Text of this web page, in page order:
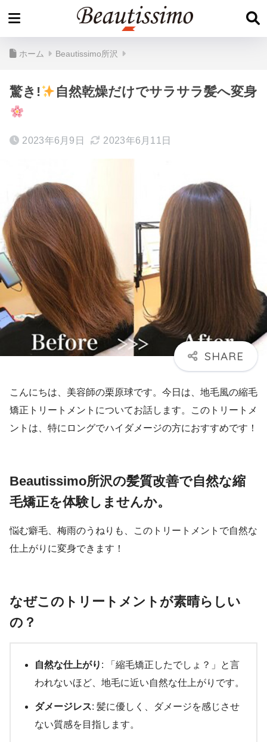
ホーム Beautissimo所沢
驚き! 自然乾燥だけでサラサラ髪へ変身
2023年6月9日 2023年6月11日
こんにちは、美容師の栗原球です。今日は、地毛風の縮毛
矯正トリートメントについてお話します。このトリートメ
ントは、特にロングでハイダメージの方におすすめです！
Beautissimo所沢の髪質改善で自然な縮
毛矯正を体験しませんか。
悩む癖毛、梅雨のうねりも、このトリートメントで自然な
仕上がりに変身できます！
なぜこのトリートメントが素晴らしい
の？
自然な仕上がり : 「縮毛矯正したでしょ？」と言
われないほど、地毛に近い自然な仕上がりです。
ダメージレス: 髪に優しく、ダメージを感じさせ
ない質感を目指します。